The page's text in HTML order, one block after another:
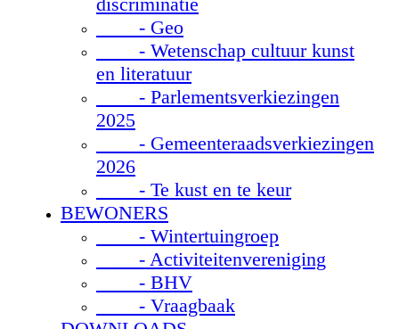
- Geo
- Wetenschap cultuur kunst
en literatuur
- Parlementsverkiezingen
2025
- Gemeenteraadsverkiezingen
2026
- Te kust en te keur
BEWONERS
- Wintertuingroep
- Activiteitenvereniging
- BHV
- Vraagbaak